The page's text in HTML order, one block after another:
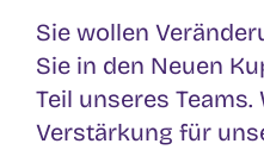
Sie wollen
Sie in den Neuen
Teil unseres Teams.
Verstärkung für